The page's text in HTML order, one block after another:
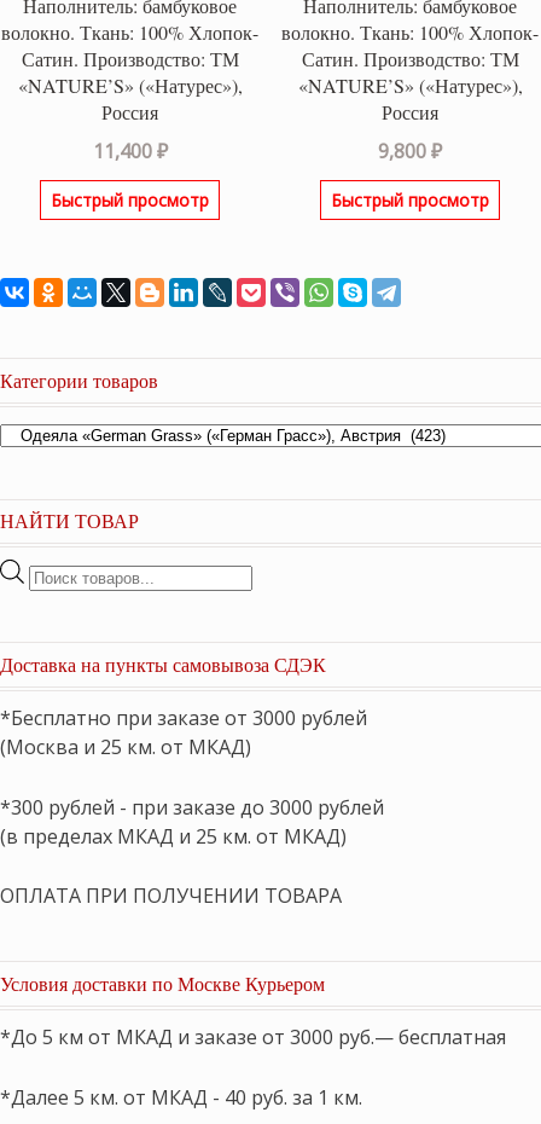
волокно. Ткань: 100% Хлопок-
Сатин. Производство: ТМ
«NATURE’S» («Натурес»),
Россия
11,400₽
Быстрый просмотр
волокно. Ткань: 100% Хлопок-
Сатин. Производство: ТМ
«NATURE’S» («Натурес»),
Россия
9,800₽
Быстрый просмотр
Категории товаров
НАЙТИ ТОВАР
Поиск
Доставка на пункты самовывоза СДЭК
*Бесплатно при заказе от 3000 рублей
(Москва и 25 км. от МКАД)
*300 рублей - при заказе до 3000 рублей
(в пределах МКАД и 25 км. от МКАД)
ОПЛАТА ПРИ ПОЛУЧЕНИИ ТОВАРА
Условия доставки по Москве Курьером
*До 5 км от МКАД и заказе от 3000 руб.— бесплатная
*Далее 5 км. от МКАД - 40 руб. за 1 км.